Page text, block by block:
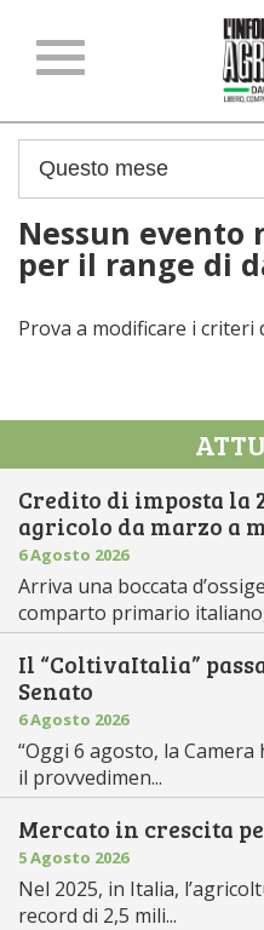
Nessun evento
per il range di
Prova a modificare i criteri
Credito di imposta la
agricolo da marzo a
6 Agosto 2026
Arriva una boccata
comparto primario
Il “ColtivaItalia”
Senato
6 Agosto 2026
“Oggi 6 agosto, la
il provvedimen...
Mercato in crescita
5 Agosto 2026
Nel 2025, in Italia,
record di 2,5 mili...